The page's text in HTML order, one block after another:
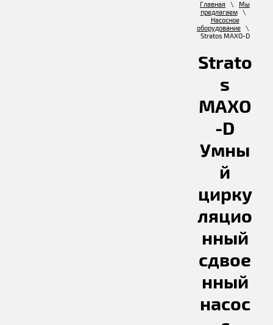
Главная \ Мы
предлагаем\
Насосное
оборудование \
Stratos MAXO-D
Strato
s
MAXO
-D
Умны
й
цирку
ляцио
нный
сдвое
нный
насос